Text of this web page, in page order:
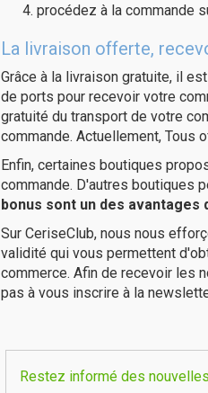
procédez à la commande
La livraison offerte,
Grâce à la livraison gratuite, il
de ports pour recevoir votre
gratuité du transport de votre
commande. Actuellement, Tous
Enfin, certaines boutiques
commande. D'autres boutiques
bonus sont un des avantages
Sur CeriseClub, nous nous
validité qui vous permettent
commerce. Afin de recevoir les
pas à vous inscrire à la
Restez informé des